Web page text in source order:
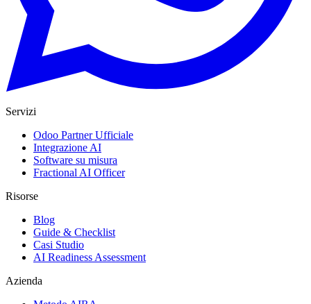
Servizi
Odoo Partner Ufficiale
Integrazione AI
Software su misura
Fractional AI Officer
Risorse
Blog
Guide & Checklist
Casi Studio
AI Readiness Assessment
Azienda